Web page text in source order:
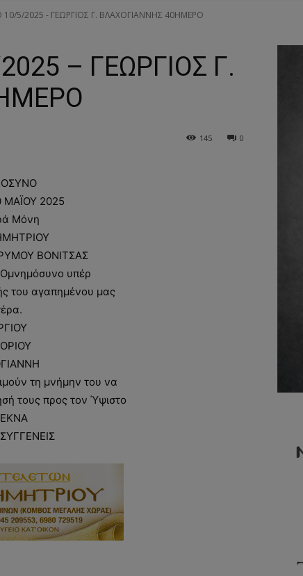
5/2025 - ΓΕΩΡΓΙΟΣ Γ. ΒΛΑΧΟΓΙΑΝΝΗΣ 40ΗΜΕΡΟ
– ΓΕΩΡΓΙΟΣ Γ.
0
145
ΜΑΪΟΥ 2025
Μόνη
ΒΟΝΙΤΣΑΣ
υπέρ
του αγαπημένου μας
τη μνήμην του να
τους προς τον Ύψιστο